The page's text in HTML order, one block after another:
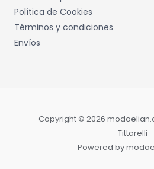
Política de Cookies
Términos y condiciones
Envíos
Copyright © 2026
Tittarelli
Powered by